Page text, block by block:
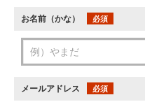
お名前（かな） 必須
メールアドレス 必須